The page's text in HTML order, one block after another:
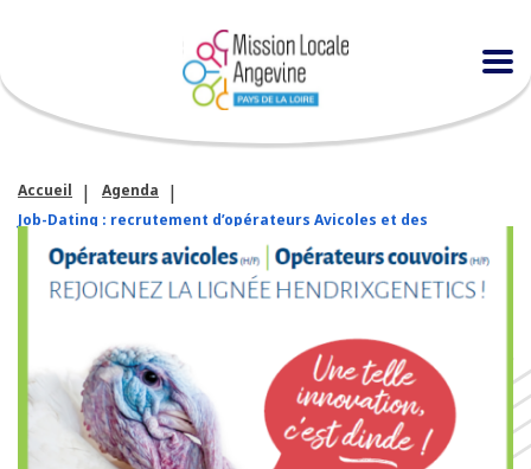
Accueil
Agenda
Job-Dating : recrutement d’opérateurs Avicoles et des
Opérateurs Couvoirs H/F